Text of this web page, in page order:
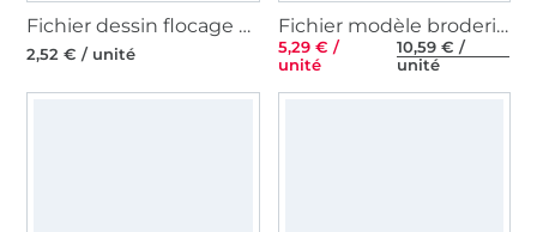
Fichier dessin flocage Monsieur Spinny PiexSu
2,52 € / unité
Fichier modèle broderie Mini Halloween Rock Queen
5,29 € /
unité
10,59 € /
unité